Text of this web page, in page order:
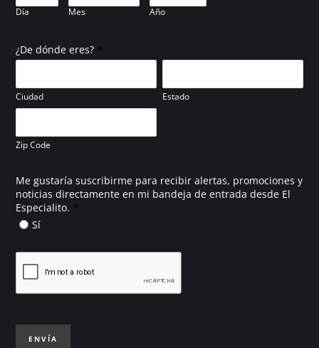
Día Mes Año
¿De dónde eres? *
Ciudad Estado
Zip Code
Me gustaría suscribirme para recibir alertas, promociones y
noticias directamente en mi bandeja de entrada desde El
Especialito. *
Sí
ENVÍA